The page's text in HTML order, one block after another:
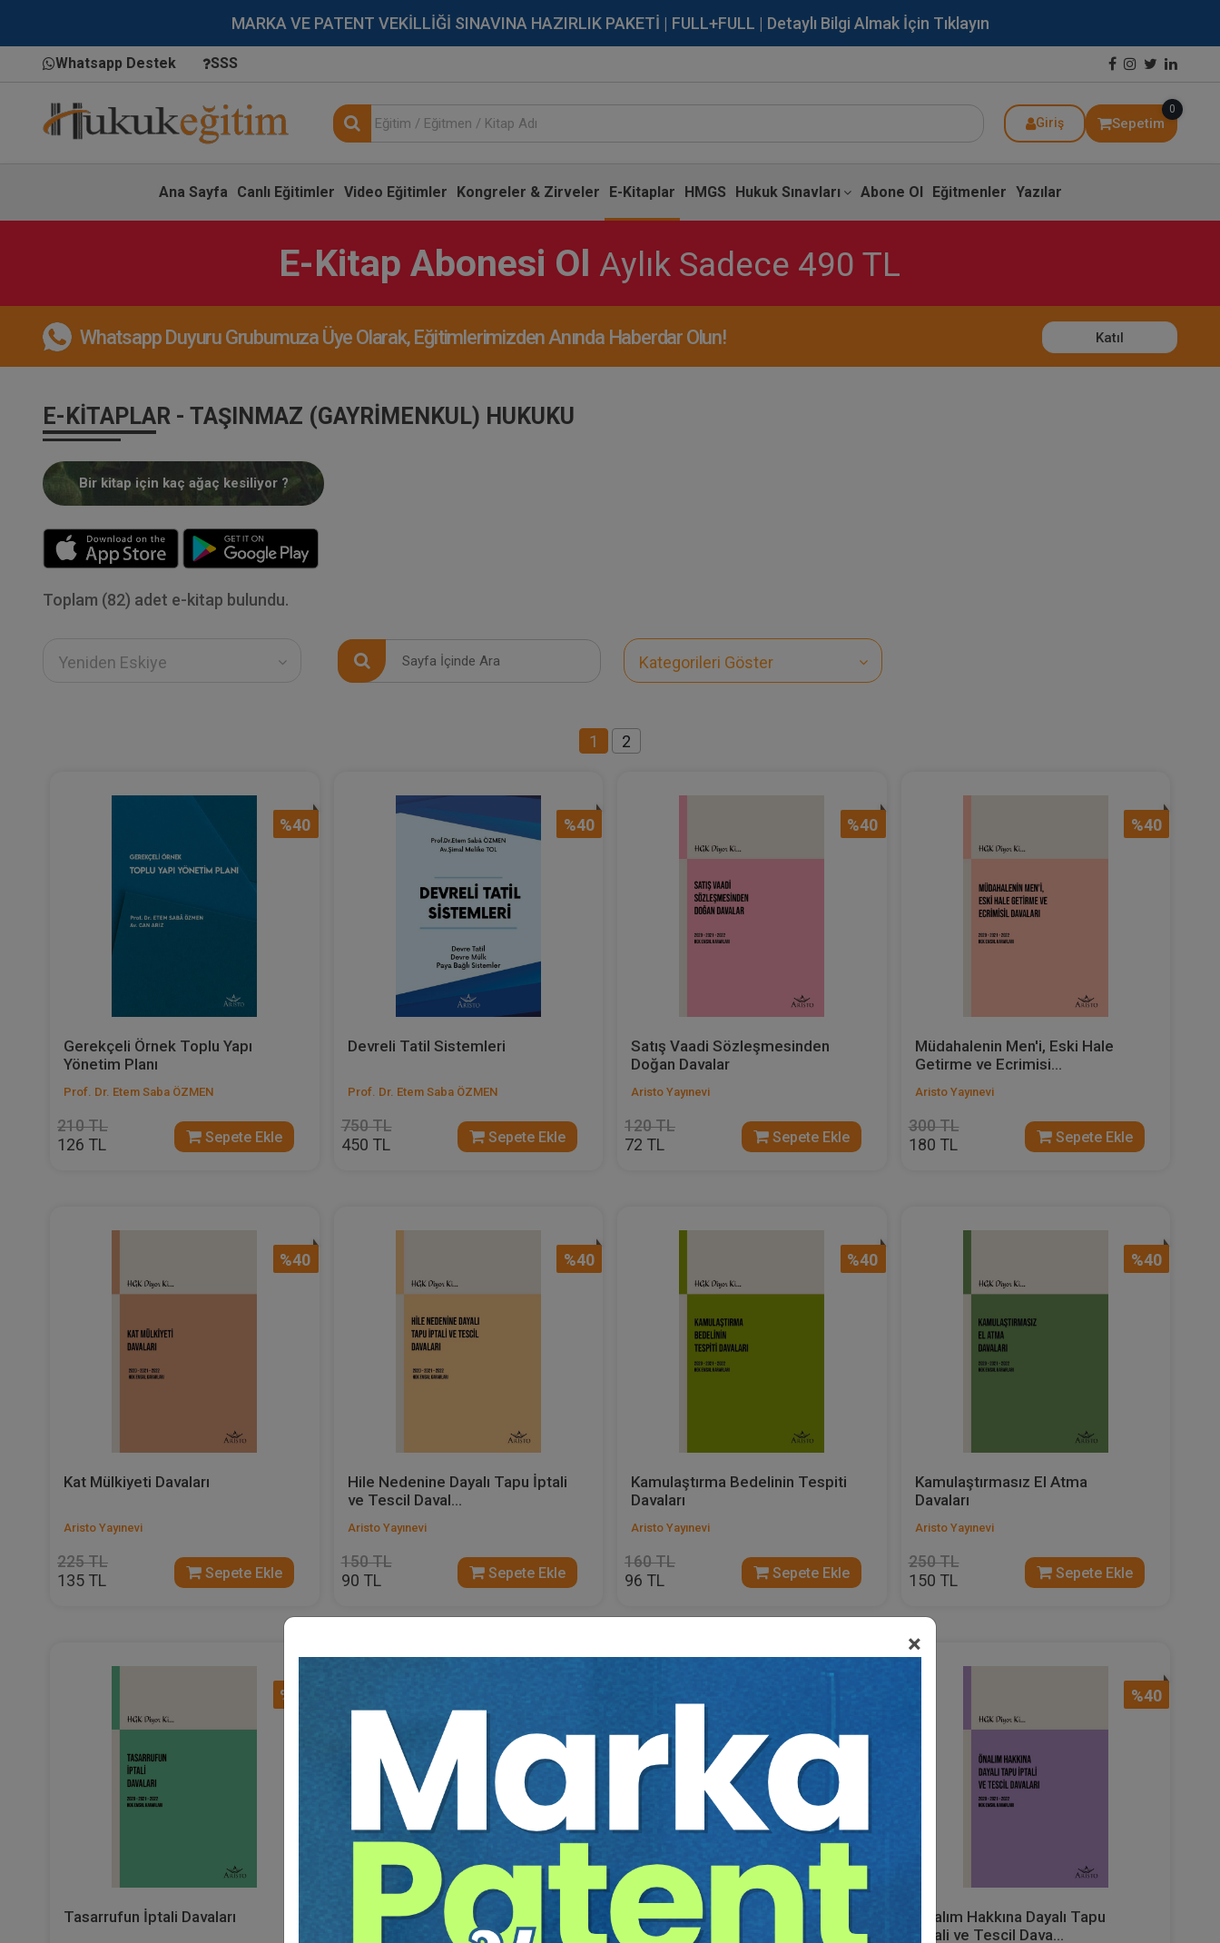
MARKA VE PATENT VEKİLLİĞİ SINAVINA HAZIRLIK PAKETİ | FULL+FULL | Detaylı Bilgi Almak İçin Tıklayın
Whatsapp Destek SSS
Giriş Sepetim
0
Ana Sayfa Canlı Eğitimler Video Eğitimler Kongreler & Zirveler E-Kitaplar HMGS Hukuk Sınavları Abone Ol Eğitmenler Yazılar
×
E-Kitap Abonesi Ol Aylık Sadece 490 TL
Whatsapp Duyuru Grubumuza Üye Olarak, Eğitimlerimizden Anında Haberdar Olun! Katıl
E-KITAPLAR - TAŞINMAZ (GAYRIMENKUL) HUKUKU
Bir kitap için kaç ağaç kesiliyor ?
Toplam (82) adet e-kitap bulundu.
Yeniden Eskiye Kategorileri Göster
1 2
%40
Gerekçeli Örnek Toplu Yapı
Yönetim Planı
Prof. Dr. Etem Saba ÖZMEN
210 TL
126 TL Sepete Ekle
%40
Devreli Tatil Sistemleri
Prof. Dr. Etem Saba ÖZMEN
750 TL
450 TL Sepete Ekle
%40
Satış Vaadi Sözleşmesinden
Doğan Davalar
Aristo Yayınevi
120 TL
72 TL Sepete Ekle
%40
Müdahalenin Men'i, Eski Hale
Getirme ve Ecrimisi...
Aristo Yayınevi
300 TL
180 TL Sepete Ekle
%40
Kat Mülkiyeti Davaları
Aristo Yayınevi
225 TL
135 TL Sepete Ekle
%40
Hile Nedenine Dayalı Tapu İptali
ve Tescil Daval...
Aristo Yayınevi
150 TL
90 TL Sepete Ekle
%40
Kamulaştırma Bedelinin Tespiti
Davaları
Aristo Yayınevi
160 TL
96 TL Sepete Ekle
%40
Kamulaştırmasız El Atma
Davaları
Aristo Yayınevi
250 TL
150 TL Sepete Ekle
%40
Tasarrufun İptali Davaları Kadastro Davaları
Taşınmaz Satış Sözleşmesinden
Doğan Davalar
%40
Önalım Hakkına Dayalı Tapu
İptali ve Tescil Dava...